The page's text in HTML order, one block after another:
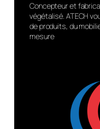
Concepteur et
végétalisé. ATECH
de produits, du
mesure